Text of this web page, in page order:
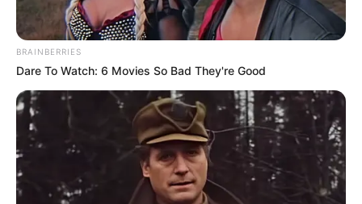
compuestos que definen su sabor único.
Esta fermentación láctica no solo genera el contenido
alcohólico característico, sino que también desarrolla los
sabores complejos y la textura cremosa que distinguen al
masato de otras bebidas tradicionales.
El proceso fermentativo, que se desarrolla en condiciones
controladas de temperatura ambiente, permite que los
microorganismos beneficiosos transformen los
almidones presentes en los cereales y tubérculos en
azúcares fermentables, creando una bebida nutritiva y de
BRAINBERRIES
Dare To Watch: 6 Movies So Bad They're Good